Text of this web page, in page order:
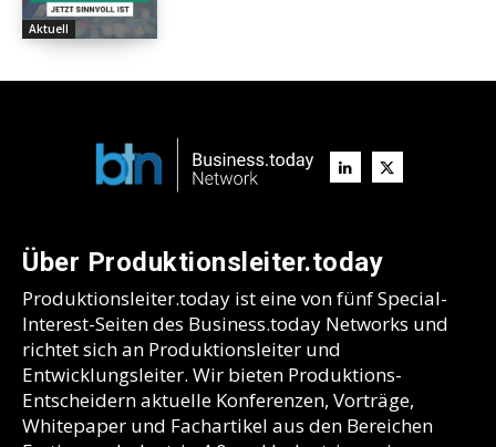
Aktuell
Über Produktionsleiter.today
Produktionsleiter.today ist eine von fünf Special-
Interest-Seiten des Business.today Networks und
richtet sich an Produktionsleiter und
Entwicklungsleiter. Wir bieten Produktions-
Entscheidern aktuelle Konferenzen, Vorträge,
Whitepaper und Fachartikel aus den Bereichen